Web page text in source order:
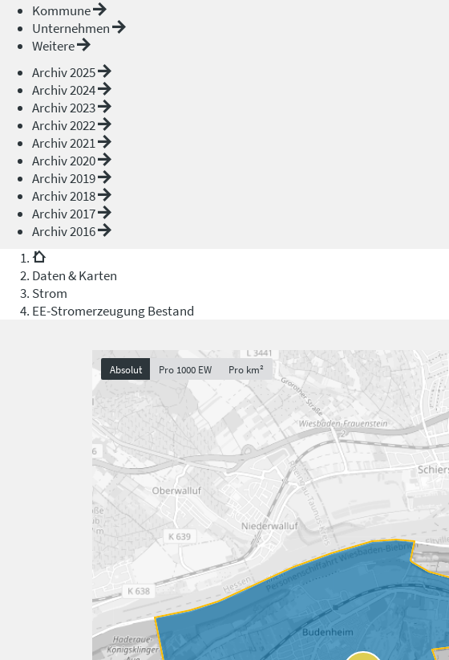
Kommune
Unternehmen
Weitere
Archiv 2025
Archiv 2024
Archiv 2023
Archiv 2022
Archiv 2021
Archiv 2020
Archiv 2019
Archiv 2018
Archiv 2017
Archiv 2016
Daten & Karten
Strom
EE-Stromerzeugung Bestand
Absolut Pro 1000 EW Pro km²